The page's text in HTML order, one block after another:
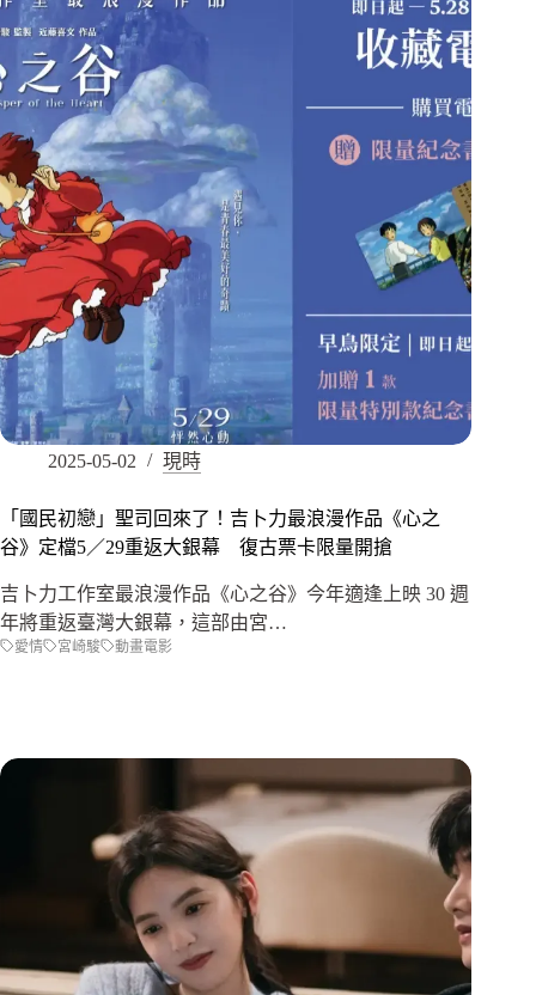
2025-05-02 現時
「國民初戀」聖司回來了！吉卜力最浪漫作品《心之
谷》定檔5／29重返大銀幕 復古票卡限量開搶
吉卜力工作室最浪漫作品《心之谷》今年適逢上映 30 週
年將重返臺灣大銀幕，這部由宮…
愛情 宮崎駿 動畫電影